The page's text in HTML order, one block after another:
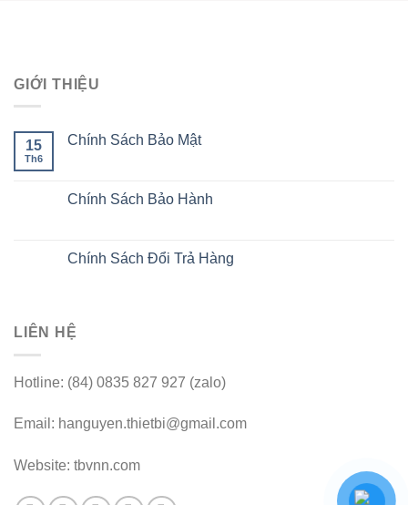
GIỚI THIỆU
15
Th6
Chính Sách Bảo Mật
Chính Sách Bảo Hành
Chính Sách Đổi Trả Hàng
LIÊN HỆ
Hotline: (84) 0835 827 927 (zalo)
Email: hanguyen.thietbi@gmail.com
Website: tbvnn.com